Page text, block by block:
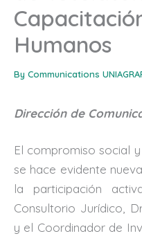
Humanos
By Communications
Dirección de
El compromiso social
se hace evidente
la participación
Consultorio Jurídico,
y el Coordinador de